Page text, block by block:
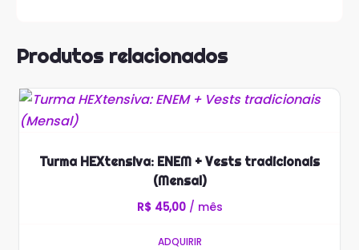
Produtos relacionados
Turma HEXtensiva: ENEM + Vests tradicionais
(Mensal)
R$45,00 / mês
ADQUIRIR